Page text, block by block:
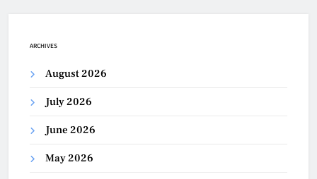
ARCHIVES
August 2026
July 2026
June 2026
May 2026